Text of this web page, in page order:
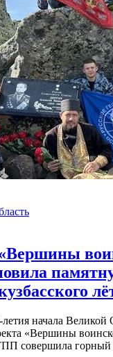
начала Великой
«Вершины
совершила горный